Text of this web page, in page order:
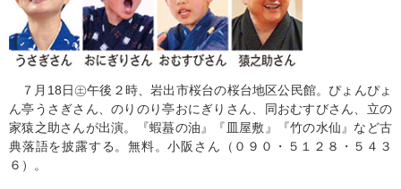
７月18日㊏午後２時、岩出市桜台の桜台地区公民館。ぴょんぴょ
ん亭うさぎさん、のりのり亭おにぎりさん、同おむすびさん、立の
家猿之助さんが出演。『蝦蟇の油』『皿屋敷』『竹の水仙』など古
典落語を披露する。無料。小阪さん（０９０・５１２８・５４３
６）。